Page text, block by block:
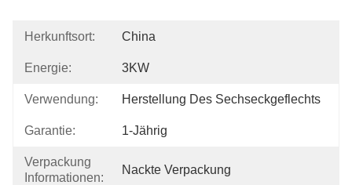
Herkunftsort: China
Energie: 3KW
Verwendung: Herstellung Des Sechseckgeflechts
Garantie: 1-Jährig
Verpackung
Informationen:
Nackte Verpackung